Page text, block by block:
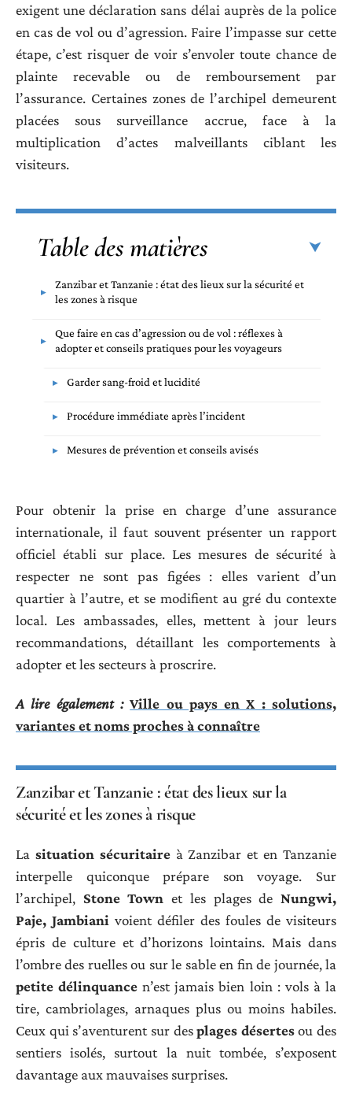
exigent une déclaration sans délai auprès de la police
en cas de vol ou d’agression. Faire l’impasse sur cette
étape, c’est risquer de voir s’envoler toute chance de
plainte recevable ou de remboursement par
l’assurance. Certaines zones de l’archipel demeurent
placées sous surveillance accrue, face à la
multiplication d’actes malveillants ciblant les
visiteurs.
Table des matières
Zanzibar et Tanzanie : état des lieux sur la sécurité et
les zones à risque
Que faire en cas d’agression ou de vol : réflexes à
adopter et conseils pratiques pour les voyageurs
Garder sang-froid et lucidité
Procédure immédiate après l’incident
Mesures de prévention et conseils avisés
Pour obtenir la prise en charge d’une assurance
internationale, il faut souvent présenter un rapport
officiel établi sur place. Les mesures de sécurité à
respecter ne sont pas figées : elles varient d’un
quartier à l’autre, et se modifient au gré du contexte
local. Les ambassades, elles, mettent à jour leurs
recommandations, détaillant les comportements à
adopter et les secteurs à proscrire.
A lire également : Ville ou pays en X : solutions,
variantes et noms proches à connaître
Zanzibar et Tanzanie : état des lieux sur la
sécurité et les zones à risque
La situation sécuritaireà Zanzibar et en Tanzanie
interpelle quiconque prépare son voyage. Sur
l’archipel, Stone Town et les plages deNungwi,
Paje, Jambiani voient défiler des foules de visiteurs
épris de culture et d’horizons lointains. Mais dans
l’ombre des ruelles ou sur le sable en fin de journée, la
petite délinquance n’est jamais bien loin : vols à la
tire, cambriolages, arnaques plus ou moins habiles.
Ceux qui s’aventurent sur desplages désertesou des
sentiers isolés, surtout la nuit tombée, s’exposent
davantage aux mauvaises surprises.